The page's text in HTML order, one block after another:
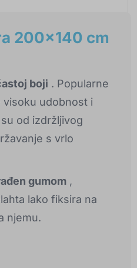
200x140 cm
boji . Popularne
udobnost i
od izdržljivog
s vrlo
gumom ,
lako fiksira na
njemu.